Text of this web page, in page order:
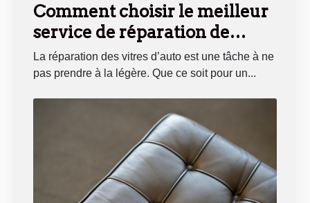
Comment choisir le meilleur
service de réparation de
vitres d'auto ?
La réparation des vitres d’auto est une tâche à ne
pas prendre à la légère. Que ce soit pour un...